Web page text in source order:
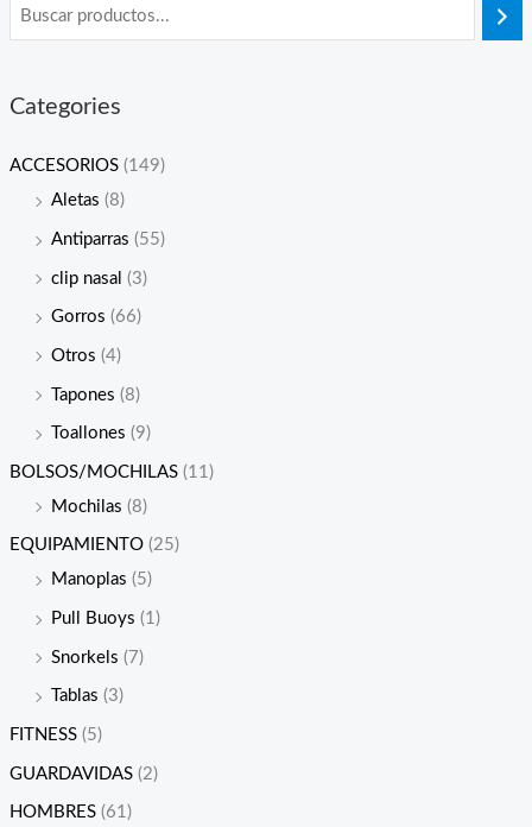
Categories
ACCESORIOS (149)
Aletas (8)
Antiparras (55)
clip nasal (3)
Gorros (66)
Otros (4)
Tapones (8)
Toallones (9)
BOLSOS/MOCHILAS (11)
Mochilas (8)
EQUIPAMIENTO (25)
Manoplas (5)
Pull Buoys (1)
Snorkels (7)
Tablas (3)
FITNESS (5)
GUARDAVIDAS (2)
HOMBRES (61)